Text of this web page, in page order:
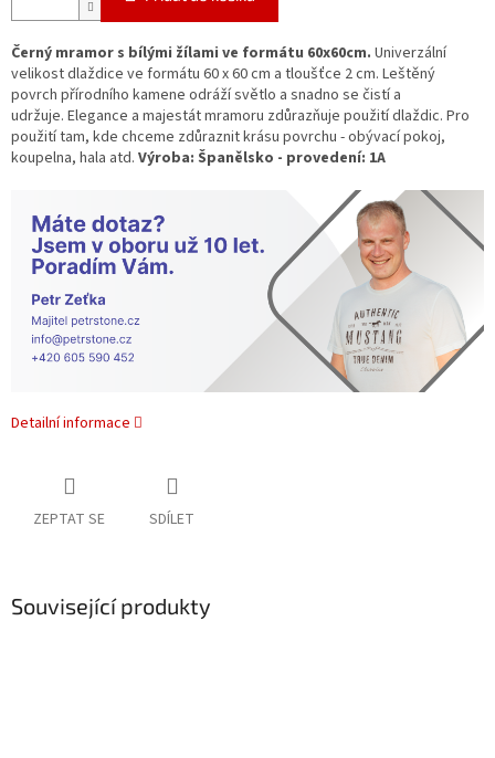
Černý mramor s bílými žílami ve formátu 60x60cm. Univerzální
velikost dlaždice ve formátu 60 x 60 cm a tloušťce 2 cm. Leštěný
povrch přírodního kamene odráží světlo a snadno se čistí a
udržuje. Elegance a majestát mramoru zdůrazňuje použití dlaždic. Pro
použití tam, kde chceme zdůraznit krásu povrchu - obývací pokoj,
koupelna, hala atd. Výroba: Španělsko - provedení: 1A
Detailní informace
ZEPTAT SE SDÍLET
Související produkty